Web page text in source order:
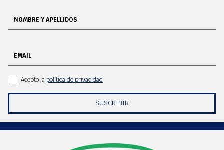
NOMBRE Y APELLIDOS
EMAIL
Acepto la política de privacidad
SUSCRIBIR